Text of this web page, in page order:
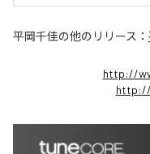
平岡千佳の他のリリース：
http://
http://